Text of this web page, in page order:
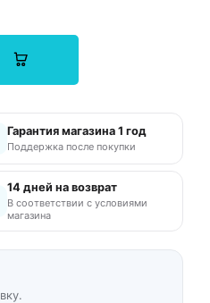
Гарантия магазина 1 год
Поддержка после покупки
14 дней на возврат
В соответствии с условиями
магазина